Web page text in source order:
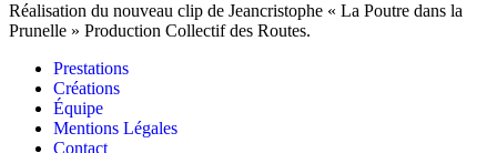
Réalisation du nouveau clip de Jeancristophe « La Poutre dans la
Prunelle » Production Collectif des Routes.
Prestations
Créations
Équipe
Mentions Légales
Contact